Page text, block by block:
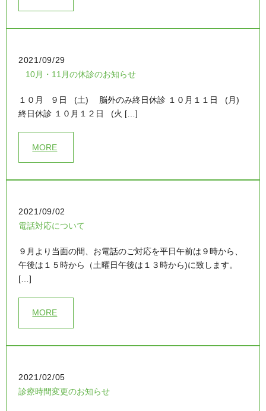
2021/09/29
10月・11月の休診のお知らせ
１０月 ９日 (土) 脳外のみ終日休診 １０月１１日 (月)
終日休診 １０月１２日 (火 […]
MORE
2021/09/02
電話対応について
９月より当面の間、お電話のご対応を平日午前は９時から、
午後は１５時から（土曜日午後は１３時から)に致します。
[…]
MORE
2021/02/05
診療時間変更のお知らせ